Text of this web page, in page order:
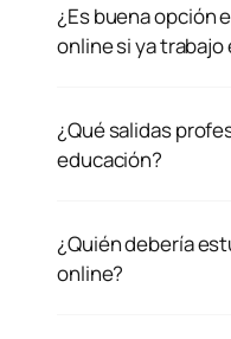
¿Es buena opción
online si ya trabajo
¿Qué salidas
educación?
¿Quién debería
online?